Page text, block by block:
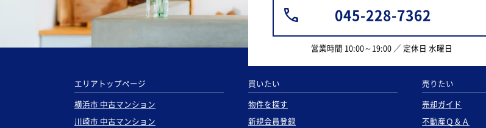
045-228-7362
営業時間 10:00～19:00 ／ 定休日 水曜日
エリアトップページ
横浜市 中古マンション
川崎市 中古マンション
買いたい
物件を探す
新規会員登録
売りたい
売却ガイド
不動産Ｑ＆Ａ